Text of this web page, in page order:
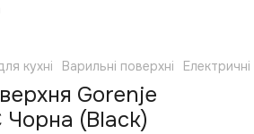
кухні Варильні поверхні Електричні
Gorenje
Чорна (Black)